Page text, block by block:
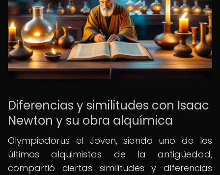
Diferencias y similitudes con Isaac
Newton y su obra alquímica
Olympiodorus el Joven, siendo uno de los
últimos alquimistas de la antigüedad,
compartió ciertas similitudes y diferencias